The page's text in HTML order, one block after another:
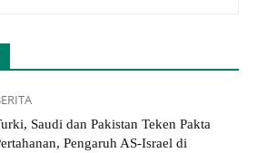
Saudi dan Pakistan Teken Pakta
Pengaruh AS-Israel di